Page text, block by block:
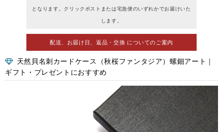
となります。クリックポストまたは宅急便のいずれかでお届けいた
します。
配送、お届け日、返品・交換 についてのご案内
天然貝名刺カードケース（秋桜ファンタジア）螺鈿アート｜
ギフト・プレゼントにおすすめ